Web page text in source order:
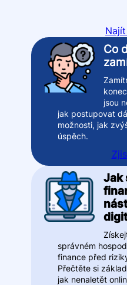
Co
jsou
jak postupovat
možnosti, jak
úspěch.
Jak
správném
finance před
Přečtěte si
jak nenaletět